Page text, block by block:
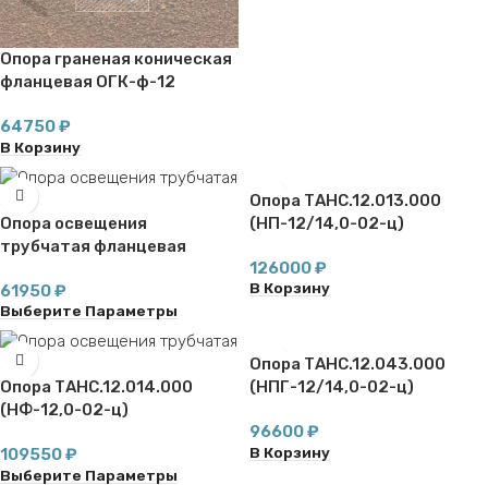
Опора граненая коническая
фланцевая ОГК-ф-12
64750₽
В Корзину
Опора освещения
трубчатая фланцевая
61950₽
Выберите Параметры
Опора ТАНС.12.013.000
(НП-12/14,0-02-ц)
126000₽
В Корзину
Опора ТАНС.12.014.000
(НФ-12,0-02-ц)
109550₽
Выберите Параметры
Опора ТАНС.12.043.000
(НПГ-12/14,0-02-ц)
96600₽
В Корзину